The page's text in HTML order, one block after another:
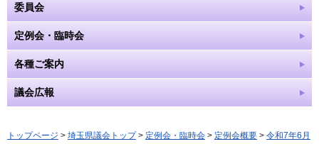
委員会
定例会・臨時会
各種ご案内
議会広報
トップページ > 埼玉県議会トップ> 定例会・臨時会 > 定例会概要 > 令和7年6月